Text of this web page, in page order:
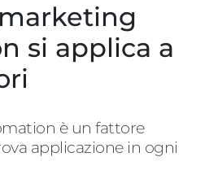
si applica a
è un fattore
applicazione in ogni